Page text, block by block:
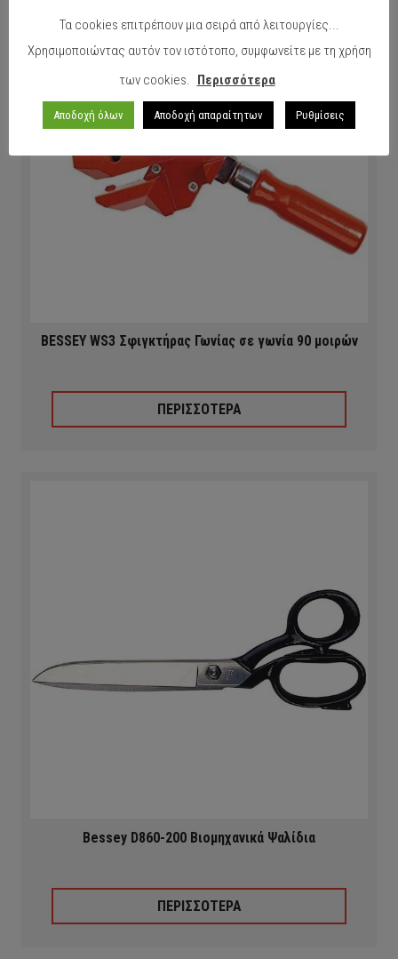
BESSEY WS3 Σφιγκτήρας Γωνίας σε γωνία 90 μοιρών
ΠΕΡΙΣΣΟΤΕΡΑ
Bessey D860-200 Βιομηχανικά Ψαλίδια
ΠΕΡΙΣΣΟΤΕΡΑ
Τα cookies επιτρέπουν μια σειρά από λειτουργίες...
Χρησιμοποιώντας αυτόν τον ιστότοπο, συμφωνείτε με τη χρήση
των cookies. Περισσότερα
Αποδοχή όλων Αποδοχή απαραίτητων Ρυθμίσεις